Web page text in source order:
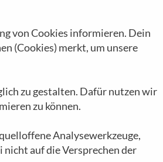
von Cookies informieren. Dein
(Cookies) merkt, um unsere
zu gestalten. Dafür nutzen wir
zu können.
Analysewerkzeuge,
auf die Versprechen der